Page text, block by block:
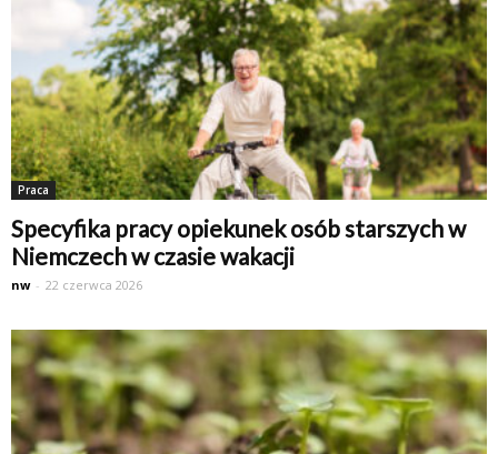
Praca
Specyfika pracy opiekunek osób starszych w
Niemczech w czasie wakacji
nw - 22 czerwca 2026